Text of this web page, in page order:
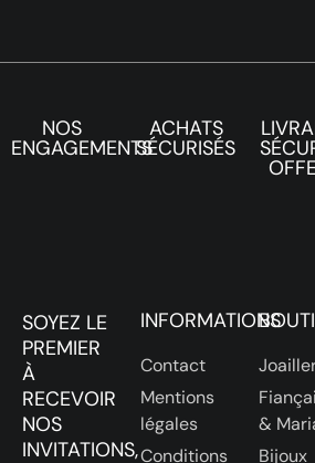
NOS
ENGAGEMENTS
ACHATS
SÉCURISÉS
SOYEZ LE
PREMIER
À
RECEVOIR
NOS
INVITATIONS,
INFORMATIONS
Contact
Mentions
légales
Conditions
&
Bijoux